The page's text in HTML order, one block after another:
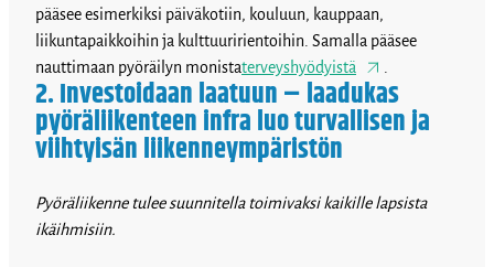
pääsee esimerkiksi päiväkotiin, kouluun, kauppaan,
liikuntapaikkoihin ja kulttuuririentoihin. Samalla pääsee
nauttimaan pyöräilyn monistaterveyshyödyistä
2. Investoidaan laatuun – laadukas
pyöräliikenteen infra luo turvallisen ja
viihtyisän liikenneympäristön
Pyöräliikenne tulee suunnitella toimivaksi kaikille lapsista
ikäihmisiin.